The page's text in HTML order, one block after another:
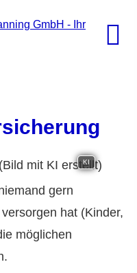
KI
gern
hat (Kinder,
möglichen